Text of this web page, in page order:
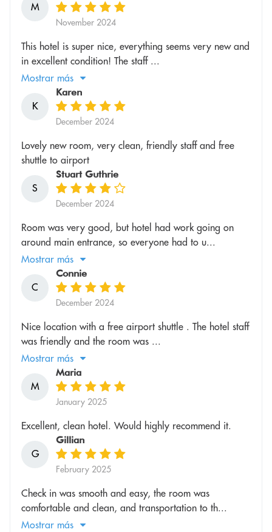
M
November 2024
This hotel is super nice, everything seems very new and
in excellent condition! The staff ...
Mostrar más
K
Karen
December 2024
Lovely new room, very clean, friendly staff and free
shuttle to airport
S
Stuart Guthrie
December 2024
Room was very good, but hotel had work going on
around main entrance, so everyone had to u...
Mostrar más
C
Connie
December 2024
Nice location with a free airport shuttle . The hotel staff
was friendly and the room was ...
Mostrar más
M
Maria
January 2025
Excellent, clean hotel. Would highly recommend it.
G
Gillian
February 2025
Check in was smooth and easy, the room was
comfortable and clean, and transportation to th...
Mostrar más